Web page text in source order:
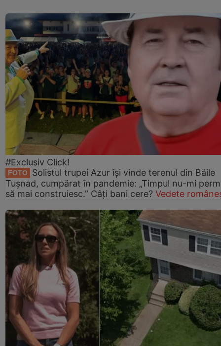
#Exclusiv Click!
FOTO
Solistul trupei Azur își vinde terenul din Băile
Tușnad, cumpărat în pandemie: „Timpul nu-mi
să mai construiesc.” Câți bani cere? Vedete